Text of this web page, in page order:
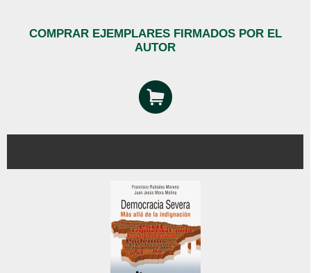
COMPRAR EJEMPLARES FIRMADOS POR EL
AUTOR